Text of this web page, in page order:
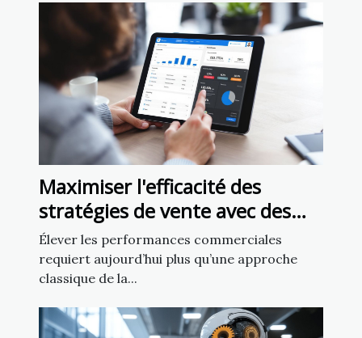
Maximiser l'efficacité des
stratégies de vente avec des
techniques d'achat innovantes
Élever les performances commerciales
requiert aujourd’hui plus qu’une approche
classique de la...